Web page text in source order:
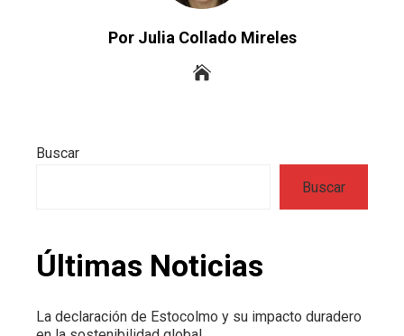
Por Julia Collado Mireles
Buscar
Buscar
Últimas Noticias
La declaración de Estocolmo y su impacto duradero